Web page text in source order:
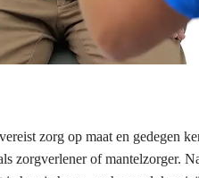
zorg op maat en gedegen
zorgverlener of mantelzorger.